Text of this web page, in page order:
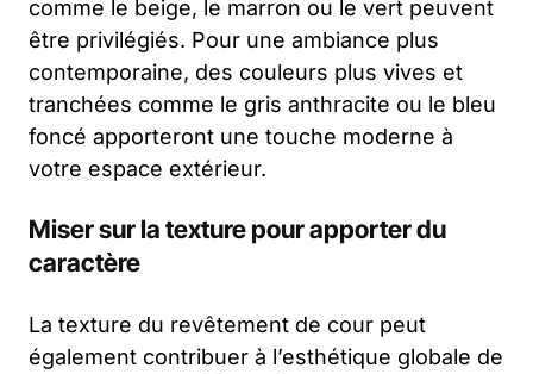
comme le beige, le marron ou le vert peuvent
être privilégiés. Pour une ambiance plus
contemporaine, des couleurs plus vives et
tranchées comme le gris anthracite ou le bleu
foncé apporteront une touche moderne à
votre espace extérieur.
Miser sur la texture pour apporter du
caractère
La texture du revêtement de cour peut
également contribuer à l’esthétique globale de